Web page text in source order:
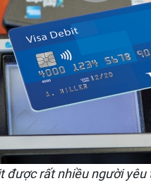
được rất nhiều người